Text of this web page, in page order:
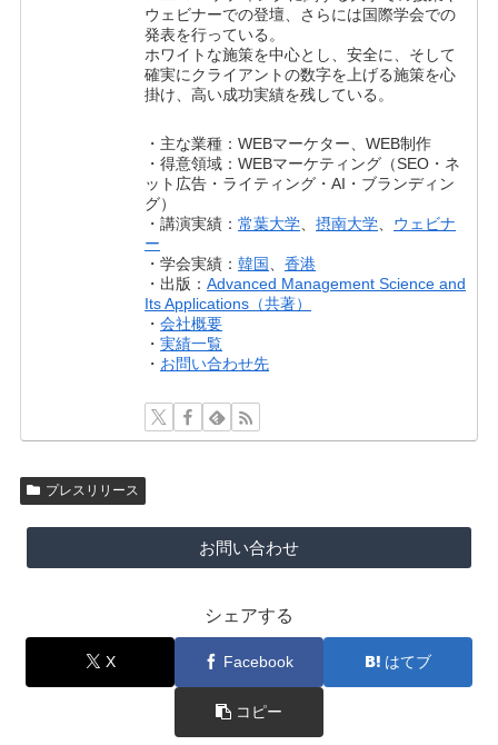
ウェビナーでの登壇、さらには国際学会での
発表を行っている。
ホワイトな施策を中心とし、安全に、そして
確実にクライアントの数字を上げる施策を心
掛け、高い成功実績を残している。
・主な業種：WEBマーケター、WEB制作
・得意領域：WEBマーケティング（SEO・ネ
ット広告・ライティング・AI・ブランディン
グ）
・講演実績：常葉大学 、摂南大学
ウェビナ
ー
・学会実績：韓国 、香港
・出版：Advanced Management Science and
Its Applications（共著）
・会社概要
・実績一覧
・ お問い合わせ先
プレスリリース
お問い合わせ
シェアする
X Facebook はてブ
コピー